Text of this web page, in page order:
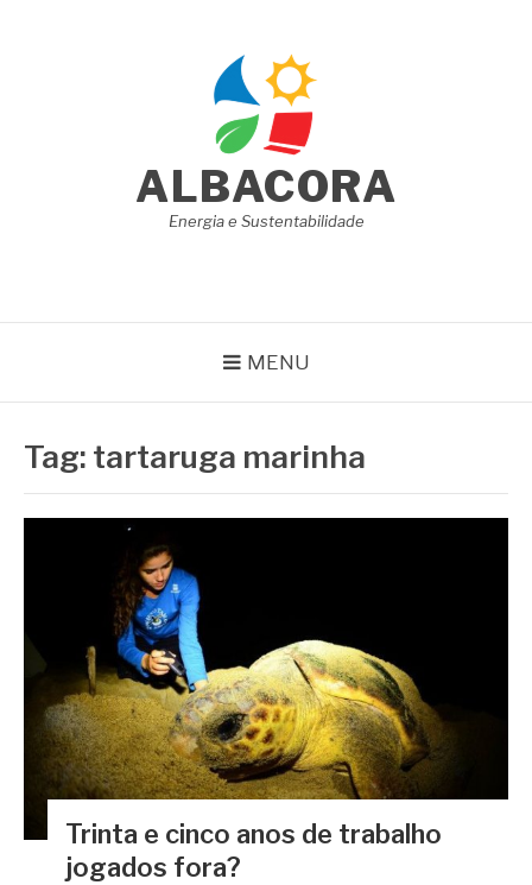
ALBACORA
Energia e Sustentabilidade
MENU
Tag: tartaruga marinha
Trinta e cinco anos de trabalho
jogados fora?